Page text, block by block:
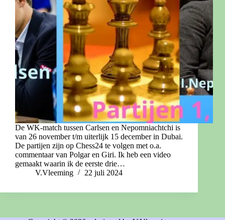
De WK-match tussen Carlsen en Nepomniachtchi is
van 26 november t/m uiterlijk 15 december in Dubai.
De partijen zijn op Chess24 te volgen met o.a.
commentaar van Polgar en Giri. Ik heb een video
gemaakt waarin ik de eerste drie…
V.Vleeming
22 juli 2024